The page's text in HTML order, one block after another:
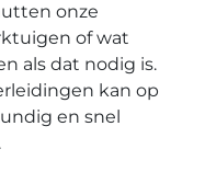
onze
of wat
als dat nodig is.
kan op
en snel